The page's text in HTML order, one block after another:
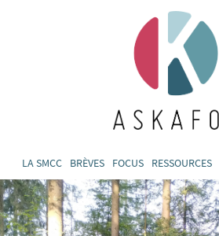
LA SMCC BRÈVES FOCUS RESSOURCES